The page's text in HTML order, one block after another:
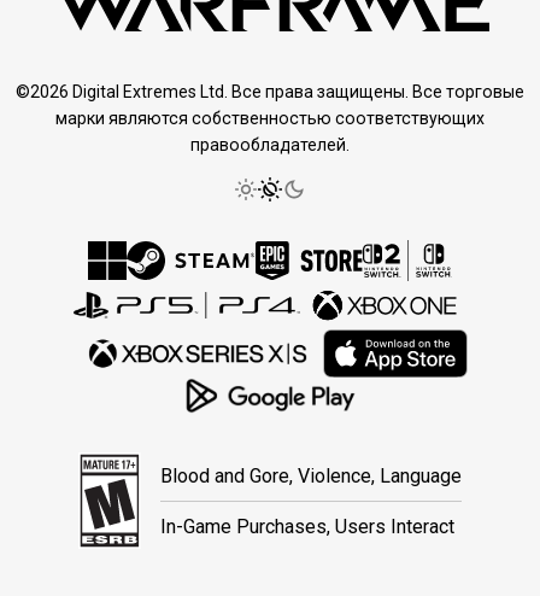
©2026 Digital Extremes Ltd. Все права защищены. Все торговые
марки являются собственностью соответствующих
правообладателей.
Blood and Gore, Violence, Language
In-Game Purchases, Users Interact